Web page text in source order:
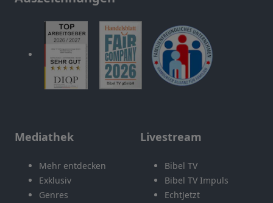
Mediathek
Mehr entdecken
Exklusiv
Genres
Livestream
Bibel TV
Bibel TV Impuls
EchtJetzt